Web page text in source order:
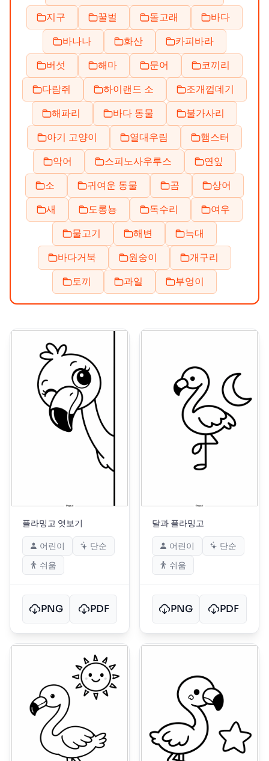
지구
꿀벌 돌고래
바다
바나나
화산
카피바라
버섯
해마 문어
코끼리
다람쥐
하이랜드 소
조개껍데기
해파리
바다 동물
불가사리
아기 고양이
열대우림
햄스터
악어
스피노사우루스
연잎
소
귀여운 동물 곰
상어
새
도롱뇽 독수리
여우
물고기
해변
늑대
바다거북
원숭이
개구리
토끼
과일 부엉이
플라밍고 엿보기
어린이
단순
쉬움
PNG PDF
달과 플라밍고
어린이
단순
쉬움
PNG PDF